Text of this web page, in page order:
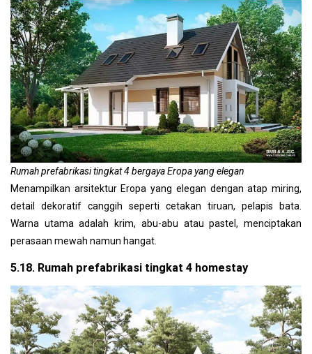
Rumah prefabrikasi tingkat 4 bergaya Eropa yang elegan
Menampilkan arsitektur Eropa yang elegan dengan atap miring,
detail dekoratif canggih seperti cetakan tiruan, pelapis bata.
Warna utama adalah krim, abu-abu atau pastel, menciptakan
perasaan mewah namun hangat.
5.18. Rumah prefabrikasi tingkat 4 homestay